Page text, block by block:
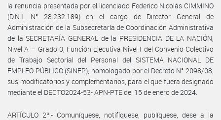
la renuncia presentada por el licenciado Federico Nicolás CIMMINO
(D.N.I. N° 28.232.189) en el cargo de Director General de
Administración de la Subsecretaría de Coordinación Administrativa
de la SECRETARÍA GENERAL de la PRESIDENCIA DE LA NACIÓN,
Nivel A – Grado 0, Función Ejecutiva Nivel I del Convenio Colectivo
de Trabajo Sectorial del Personal del SISTEMA NACIONAL DE
EMPLEO PÚBLICO (SINEP), homologado por el Decreto N° 2098/08,
sus modificatorios y complementarios, para el que fuera designado
mediante el DECTO2024-53- APN-PTE del 15 de enero de 2024.
ARTÍCULO 2º.- Comuníquese, notifíquese, publíquese, dese a la